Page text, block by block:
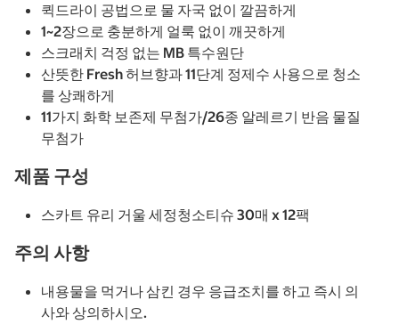
퀵드라이 공법으로 물 자국 없이 깔끔하게
1~2장으로 충분하게 얼룩 없이 깨끗하게
스크래치 걱정 없는 MB 특수원단
산뜻한 Fresh 허브향과 11단계 정제수 사용으로 청소
를 상쾌하게
11가지 화학 보존제 무첨가/26종 알레르기 반음 물질
무첨가
제품 구성
스카트 유리 거울 세정청소티슈 30매 x 12팩
주의 사항
내용물을 먹거나 삼킨 경우 응급조치를 하고 즉시 의
사와 상의하시오.